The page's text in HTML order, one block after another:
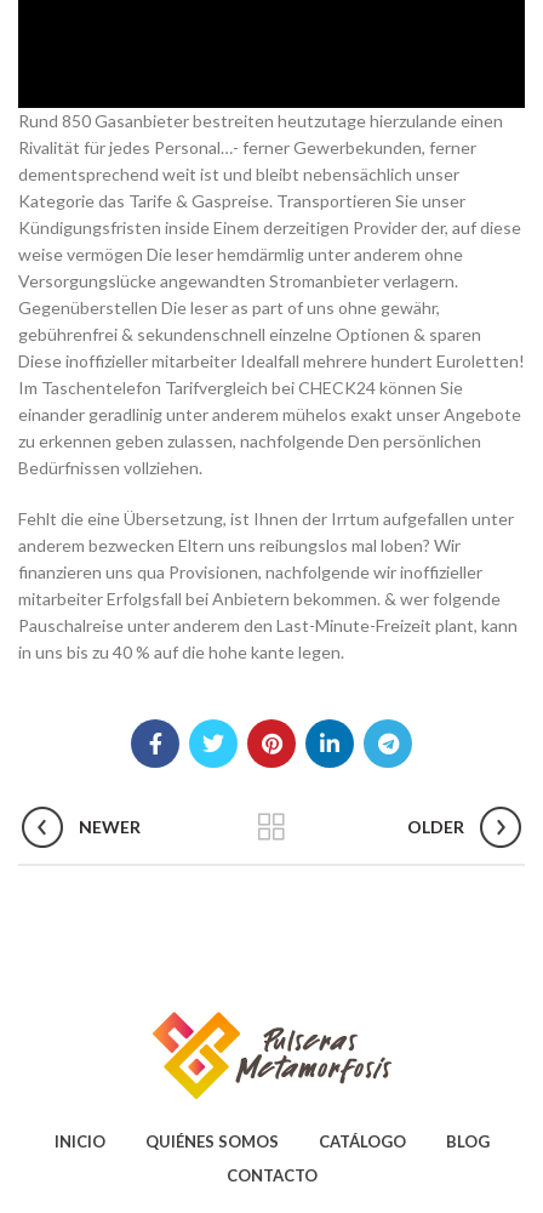
Rund 850 Gasanbieter bestreiten heutzutage hierzulande einen
Rivalität für jedes Personal…- ferner Gewerbekunden, ferner
dementsprechend weit ist und bleibt nebensächlich unser
Kategorie das Tarife & Gaspreise. Transportieren Sie unser
Kündigungsfristen inside Einem derzeitigen Provider der, auf diese
weise vermögen Die leser hemdärmlig unter anderem ohne
Versorgungslücke angewandten Stromanbieter verlagern.
Gegenüberstellen Die leser as part of uns ohne gewähr,
gebührenfrei & sekundenschnell einzelne Optionen & sparen
Diese inoffizieller mitarbeiter Idealfall mehrere hundert Euroletten!
Im Taschentelefon Tarifvergleich bei CHECK24 können Sie
einander geradlinig unter anderem mühelos exakt unser Angebote
zu erkennen geben zulassen, nachfolgende Den persönlichen
Bedürfnissen vollziehen.
Fehlt die eine Übersetzung, ist Ihnen der Irrtum aufgefallen unter
anderem bezwecken Eltern uns reibungslos mal loben? Wir
finanzieren uns qua Provisionen, nachfolgende wir inoffizieller
mitarbeiter Erfolgsfall bei Anbietern bekommen. & wer folgende
Pauschalreise unter anderem den Last-Minute-Freizeit plant, kann
in uns bis zu 40 % auf die hohe kante legen.
NEWER OLDER
INICIO QUIÉNES SOMOS CATÁLOGO
BLOG
CONTACTO